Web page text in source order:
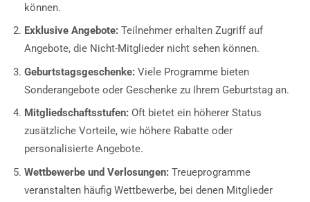
können.
Exklusive Angebote: Teilnehmer erhalten Zugriff auf
Angebote, die Nicht-Mitglieder nicht sehen können.
Geburtstagsgeschenke: Viele Programme bieten
Sonderangebote oder Geschenke zu Ihrem Geburtstag an.
Mitgliedschaftsstufen: Oft bietet ein höherer Status
zusätzliche Vorteile, wie höhere Rabatte oder
personalisierte Angebote.
Wettbewerbe und Verlosungen: Treueprogramme
veranstalten häufig Wettbewerbe, bei denen Mitglieder